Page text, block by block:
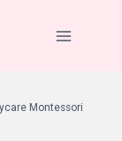
Montessori